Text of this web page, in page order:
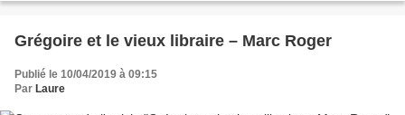
Grégoire et le vieux libraire – Marc Roger
Publié le 10/04/2019 à 09:15
Par Laure